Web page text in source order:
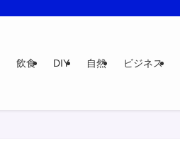
飲食 DIY 自然 ビジネス